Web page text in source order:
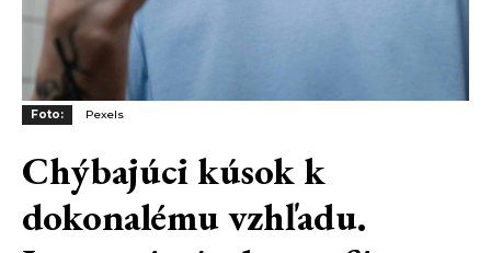
Foto: Pexels
Chýbajúci kúsok k
dokonalému vzhľadu.